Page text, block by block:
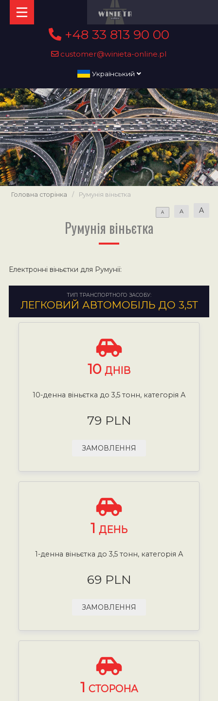
+48 33 813 90 00
customer@winieta-online.pl
Український
Головна сторінка / Румунія віньєтка
A A A
Румунія віньєтка
Електронні віньєтки для Румунії:
ТИП ТРАНСПОРТНОГО ЗАСОБУ:
ЛЕГКОВИЙ АВТОМОБІЛЬ ДО 3,5Т
10 ДНІВ
10-денна віньєтка до 3,5 тонн, категорія А
79 PLN
ЗАМОВЛЕННЯ
1 ДЕНЬ
1-денна віньєтка до 3,5 тонн, категорія А
69 PLN
ЗАМОВЛЕННЯ
1 СТОРОНА